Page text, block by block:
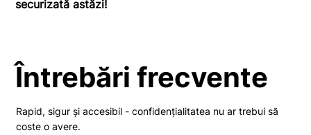
securizată astăzi!
Întrebări frecvente
Rapid, sigur și accesibil - confidențialitatea nu ar trebui să
coste o avere.